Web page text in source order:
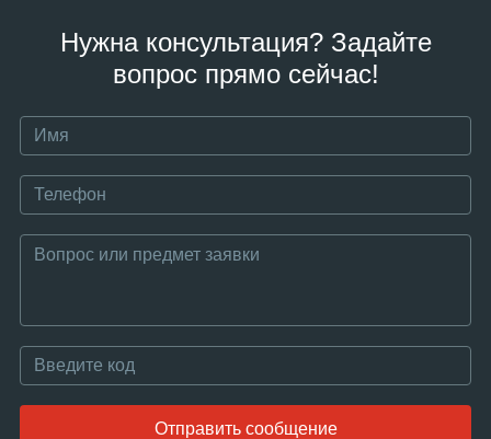
Нужна консультация? Задайте
вопрос прямо сейчас!
Отправить сообщение